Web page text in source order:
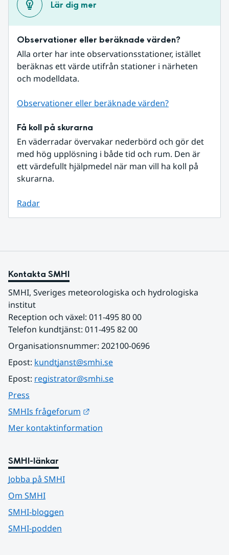
Lär dig mer
Observationer eller beräknade värden?
Alla orter har inte observationsstationer, istället
beräknas ett värde utifrån stationer i närheten
och modelldata.
Observationer eller beräknade värden?
Få koll på skurarna
En väderradar övervakar nederbörd och gör det
med hög upplösning i både tid och rum. Den är
ett värdefullt hjälpmedel när man vill ha koll på
skurarna.
Radar
Kontakta SMHI
SMHI, Sveriges meteorologiska och hydrologiska
institut
Reception och växel: 011-495 80 00
Telefon kundtjänst: 011-495 82 00
Organisationsnummer: 202100-0696
Epost: kundtjanst@smhi.se
Epost: registrator@smhi.se
Press
SMHIs frågeforum
Mer kontaktinformation
SMHI-länkar
Jobba på SMHI
Om SMHI
SMHI-bloggen
SMHI-podden